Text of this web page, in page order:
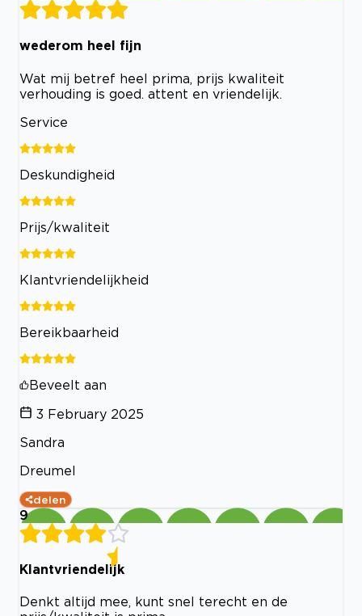
wederom heel fijn
Wat mij betref heel prima, prijs kwaliteit
verhouding is goed. attent en vriendelijk.
Service
Deskundigheid
Prijs/kwaliteit
Klantvriendelijkheid
Bereikbaarheid
Beveelt aan
3 February 2025
Sandra
Dreumel
delen
9
Klantvriendelijk
Denkt altijd mee, kunt snel terecht en de